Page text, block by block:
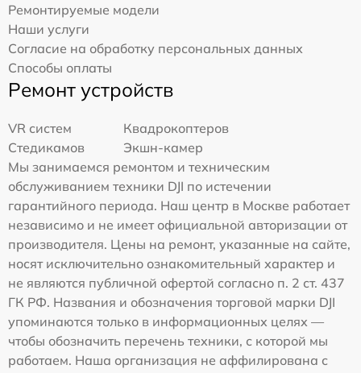
Ремонтируемые модели
Наши услуги
Согласие на обработку персональных данных
Способы оплаты
Ремонт устройств
VR систем
Квадрокоптеров
Стедикамов
Экшн-камер
Мы занимаемся ремонтом и техническим
обслуживанием техники DJI по истечении
гарантийного периода. Наш центр в Москве работает
независимо и не имеет официальной авторизации от
производителя. Цены на ремонт, указанные на сайте,
носят исключительно ознакомительный характер и
не являются публичной офертой согласно п. 2 ст. 437
ГК РФ. Названия и обозначения торговой марки DJI
упоминаются только в информационных целях —
чтобы обозначить перечень техники, с которой мы
работаем. Наша организация не аффилирована с